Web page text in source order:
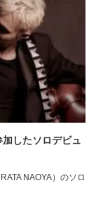
したソロデビュ
NAOYA）のソロ